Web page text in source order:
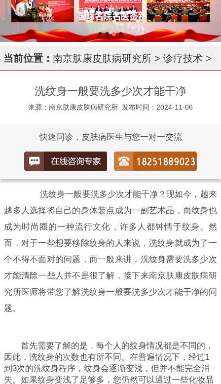
当前位置： 南京肤康皮肤病研究所 > 诊疗技术 >
洗纹身一般要洗多少次才能干净
来源：南京肤康皮肤病研究所 发布时间：2024-11-06
快速问诊，皮肤病医生与您一对一交流
洗纹身一般要洗多少次才能干净？现如今，越来
越多人选择将自己的身体装点成为一副艺术品，而纹身也
成为时尚圈的一种流行文化，许多人都钟情于纹身。然
而，对于一些想要移除纹身的人来说，洗纹身就成为了一
个不得不面对的问题，而一般来讲，洗纹身需要洗多少次
才能清除一些人并不是很了解，接下来南京肤康皮肤病研
究所医师将带您了解洗纹身一般要洗多少次才能干净的问
题。
首先需要了解的是，每个人的纹身情况都是不同的，
因此，洗纹身的次数也有所不同。在普遍情况下，经过1
到3次的洗纹身程序，纹身会逐渐变浅，但并不能完全消
失。如果纹身变浅了足够多，您仍然可以通过一些化妆品